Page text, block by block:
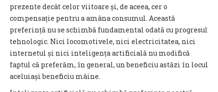
prezente decât celor viitoare și, de aceea, cer o
compensație pentru a amâna consumul. Această
preferință nu se schimbă fundamental odată cu progresul
tehnologic. Nici locomotivele, nici electricitatea, nici
internetul și nici inteligența artificială nu modifică
faptul că preferăm, în general, un beneficiu astăzi în locul
aceluiași beneficiu mâine.